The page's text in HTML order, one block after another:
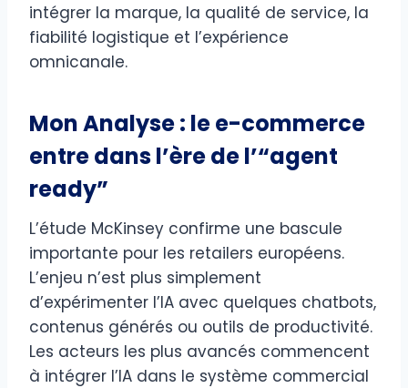
intégrer la marque, la qualité de service, la
fiabilité logistique et l’expérience
omnicanale.
Mon Analyse : le e-commerce
entre dans l’ère de l’“agent
ready”
L’étude McKinsey confirme une bascule
importante pour les retailers européens.
L’enjeu n’est plus simplement
d’expérimenter l’IA avec quelques chatbots,
contenus générés ou outils de productivité.
Les acteurs les plus avancés commencent
à intégrer l’IA dans le système commercial